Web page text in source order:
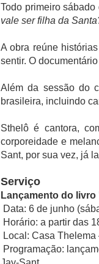
Todo primeiro
vale ser filha da
A obra reúne
sentir. O
Além da sessão do
brasileira, incluindo
Sthelô é cantora,
corporeidade e
Sant, por sua vez, já
Serviço
Lançamento do
Data: 6 de junho
Horário: a partir das
Local: Casa Thelema
Programação: